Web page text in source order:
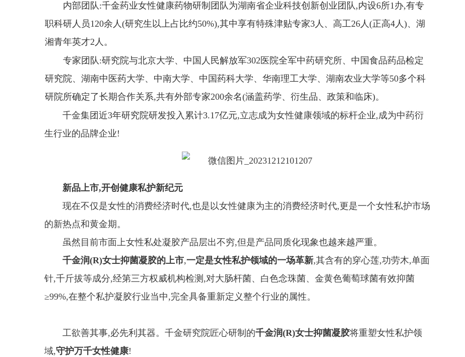
内部团队:千金药业女性健康药物研制团队为湖南省企业科技创新创业团队,内设6所1办,有专
职科研人员120余人(研究生以上占比约50%),其中享有特殊津贴专家3人、高工26人(正高4人)、湖
湘青年英才2人。
专家团队:研究院与北京大学、中国人民解放军302医院全军中药研究所、中国食品药品检定
研究院、湖南中医药大学、中南大学、中国药科大学、华南理工大学、湖南农业大学等50多个科
研院所确定了长期合作关系,共有外部专家200余名(涵盖药学、衍生品、政策和临床)。
千金集团近3年研究院研发投入累计3.17亿元,立志成为女性健康领域的标杆企业,成为中药衍
生行业的品牌企业!
新品上市,开创健康私护新纪元
现在不仅是女性的消费经济时代,也是以女性健康为主的消费经济时代,更是一个女性私护市场
的新热点和黄金期。
虽然目前市面上女性私处凝胶产品层出不穷,但是产品同质化现象也越来越严重。
千金润(R)女士抑菌凝胶的上市,一定是女性私护领域的一场革新,其含有的穿心莲,功劳木,单面
针,千斤拔等成分,经第三方权威机构检测,对大肠杆菌、白色念珠菌、金黄色葡萄球菌有效抑菌
≥99%,在整个私护凝胶行业当中,完全具备重新定义整个行业的属性。
工欲善其事,必先利其器。千金研究院匠心研制的千金润(R)女士抑菌凝胶将重塑女性私护领
域,守护万千女性健康!